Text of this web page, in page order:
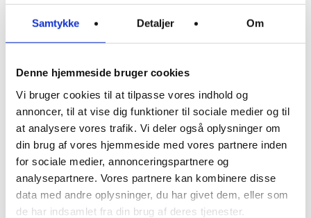
Samtykke Detaljer Om
Denne hjemmeside bruger cookies
Vi bruger cookies til at tilpasse vores indhold og
annoncer, til at vise dig funktioner til sociale medier og til
at analysere vores trafik. Vi deler også oplysninger om
din brug af vores hjemmeside med vores partnere inden
for sociale medier, annonceringspartnere og
analysepartnere. Vores partnere kan kombinere disse
data med andre oplysninger, du har givet dem, eller som
de har indsamlet fra din brug af deres tjenester.
enhed.
Vi er også meget begejstret for Ermax’
løbende – og med det samme fortæller dig,
hvis der er gået en pære. Ermax’ komponenter
kan bruges enkeltvis og kombineres til et
modulært system. Endda med simpel
montage.
Selvom vi er meget glade for at matche vores
kunder med et Ermax-produkt, har vi
naturligvis ingen problemer med at sælge dig